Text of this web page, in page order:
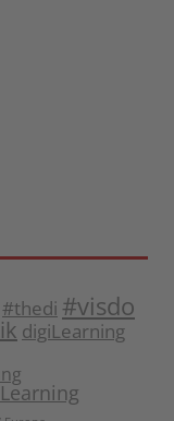
#thedi #visdo
digiLearning